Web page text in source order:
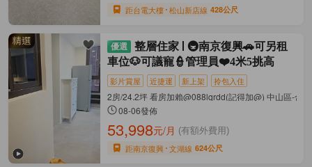
距台電大樓 松山新店線 428公尺
整層住家
🚇南京復興🚗可另租
車位🐶可議寵👮管理員❤️4米5挑高
影片賞屋 近捷運 新上架 拎包入住
2房/24.2坪 看房加賴@088lqrdd(記得加@) 中山區-合
08-06發佈
53,998元/月 (有額外費用)
距南京復興 文湖線 624公尺